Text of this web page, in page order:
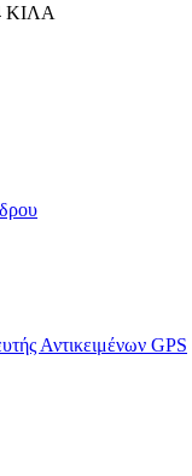
ΚΙΛΑ
Αντικειμένων GPS